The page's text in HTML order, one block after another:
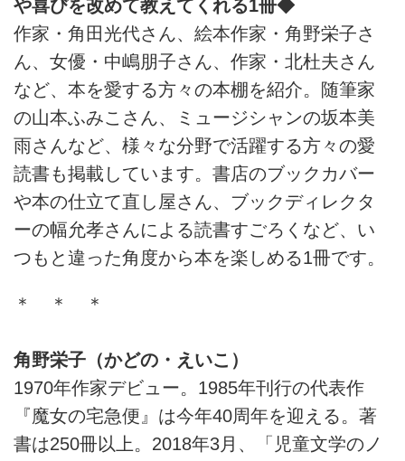
や喜びを改めて教えてくれる1冊◆
作家・角田光代さん、絵本作家・角野栄子さ
ん、女優・中嶋朋子さん、作家・北杜夫さん
など、本を愛する方々の本棚を紹介。随筆家
の山本ふみこさん、ミュージシャンの坂本美
雨さんなど、様々な分野で活躍する方々の愛
読書も掲載しています。書店のブックカバー
や本の仕立て直し屋さん、ブックディレクタ
ーの幅允孝さんによる読書すごろくなど、い
つもと違った角度から本を楽しめる1冊です。
＊ ＊ ＊
角野栄子（かどの・えいこ）
1970年作家デビュー。1985年刊行の代表作
『魔女の宅急便』は今年40周年を迎える。著
書は250冊以上。2018年3月、「児童文学のノ